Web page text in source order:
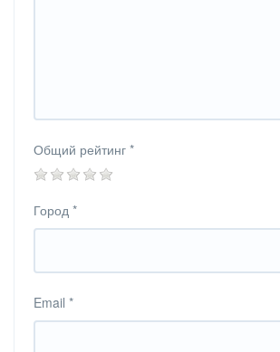
Общий рейтинг *
Город *
Email *